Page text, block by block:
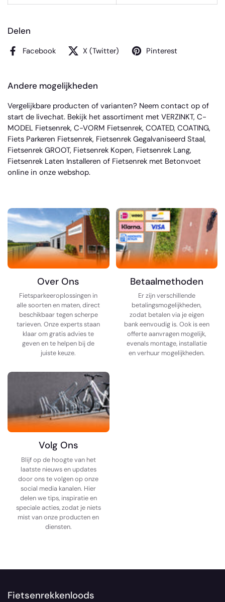
Delen
Facebook X (Twitter) Pinterest
Andere mogelijkheden
Vergelijkbare producten of varianten? Neem contact op of
start de livechat. Bekijk het assortiment met VERZINKT, C-
MODEL Fietsenrek, C-VORM Fietsenrek, COATED, COATING,
Fiets Parkeren Fietsenrek, Fietsenrek Gegalvaniseerd Staal,
Fietsenrek GROOT, Fietsenrek Kopen, Fietsenrek Lang,
Fietsenrek Laten Installeren of Fietsenrek met Betonvoet
online in onze webshop.
Over Ons
Fietsparkeeroplossingen in
alle soorten en maten, direct
beschikbaar tegen scherpe
tarieven. Onze experts staan
klaar om gratis advies te
geven en te helpen bij de
juiste keuze.
Betaalmethoden
Er zijn verschillende
betalingsmogelijkheden,
zodat betalen via je eigen
bank eenvoudig is. Ook is een
offerte aanvragen mogelijk,
evenals montage, installatie
en verhuur mogelijkheden.
Volg Ons
Blijf op de hoogte van het
laatste nieuws en updates
door ons te volgen op onze
social media kanalen. Hier
delen we tips, inspiratie en
speciale acties, zodat je niets
mist van onze producten en
diensten.
Fietsenrekkenloods